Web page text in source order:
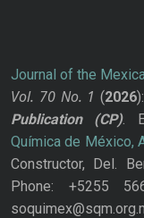
Journal of the
Vol. 70 No. 1 (2026
Publication
(CP).
Química de México,
Constructor, Del.
Phone: +5255